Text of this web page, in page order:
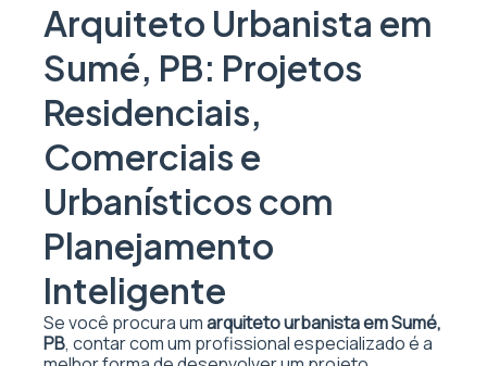
Arquiteto Urbanista em
Sumé, PB: Projetos
Residenciais,
Comerciais e
Urbanísticos com
Planejamento
Inteligente
Se você procura umarquiteto urbanista em Sumé,
PB, contar com um profissional especializado é a